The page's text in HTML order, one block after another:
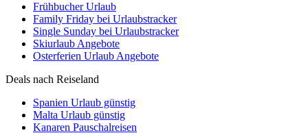
Frühbucher Urlaub
Family Friday bei Urlaubstracker
Single Sunday bei Urlaubstracker
Skiurlaub Angebote
Osterferien Urlaub Angebote
Deals nach Reiseland
Spanien Urlaub günstig
Malta Urlaub günstig
Kanaren Pauschalreisen